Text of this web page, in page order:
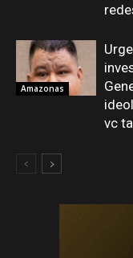
Amazonas
vc